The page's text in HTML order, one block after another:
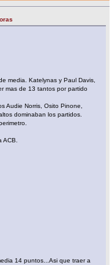
media. Katelynas y Paul Davis,
mas de 13 tantos por partido
Audie Norris, Osito Pinone,
dominaban los partidos.
14 puntos...Asi que traer a